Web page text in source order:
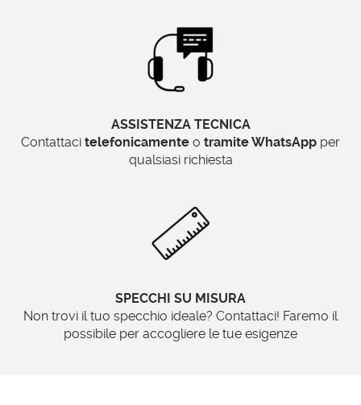
ASSISTENZA TECNICA
Contattaci telefonicamente o tramite WhatsApp per
qualsiasi richiesta
SPECCHI SU MISURA
Non trovi il tuo specchio ideale? Contattaci! Faremo il
possibile per accogliere le tue esigenze